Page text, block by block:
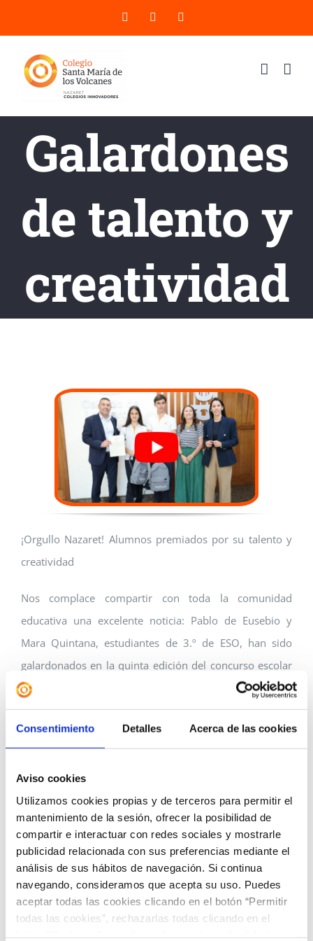
Consentimiento Detalles Acerca de las cookies
Aviso cookies
Utilizamos cookies propias y de terceros para permitir el
mantenimiento de la sesión, ofrecer la posibilidad de
compartir e interactuar con redes sociales y mostrarle
publicidad relacionada con sus preferencias mediante el
análisis de sus hábitos de navegación. Si continua
navegando, consideramos que acepta su uso. Puedes
aceptar todas las cookies clicando en el botón “Permitir
todas las cookies”, rechazarlas todas clicando en el
al
contenido
YouTube
Galardones
de talento y
creatividad
¡Orgullo Nazaret! Alumnos premiados por su talento y
creatividad
Nos complace compartir con toda la comunidad
educativa una excelente noticia: Pablo de Eusebio y
Mara Quintana, estudiantes de 3.º de ESO, han sido
galardonados en la quinta edición del concurso escolar
regional «¿Qué es el REF para ti?». Esta iniciativa
educativa tiene como objetivo acercar el Régimen
Económico y Fiscal de Canarias (REF) al alumnado
ambos por su destacada participación y por representar
tan bien a nuestro centro!
Además, extendemos nuestras felicitaciones a Hugo
Acuña, quien ha recibido un galardón en el 25.º Festival
Internacional de Cine de Lanzarote, una plataforma de
gran prestigio que reconoce el talento audiovisual a
nivel nacional e internacional. ¡Un logro que merece